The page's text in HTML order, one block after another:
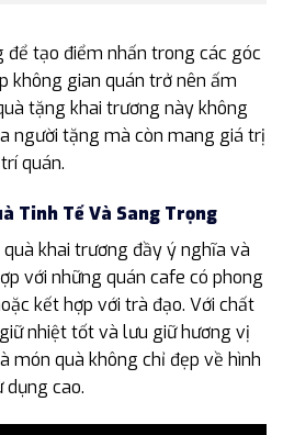
để tạo điểm nhấn trong các góc
không gian quán trở nên ấm
tặng khai trương này không
người tặng mà còn mang giá trị
quán.
Tinh Tế Và Sang Trọng
khai trương đầy ý nghĩa và
với những quán cafe có phong
kết hợp với trà đạo. Với chất
nhiệt tốt và lưu giữ hương vị
món quà không chỉ đẹp về hình
cao.